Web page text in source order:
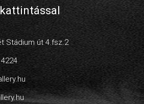
Stádium út 4.fsz.2